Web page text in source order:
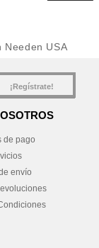
Needen USA
¡Regístrate!
de pago
envío